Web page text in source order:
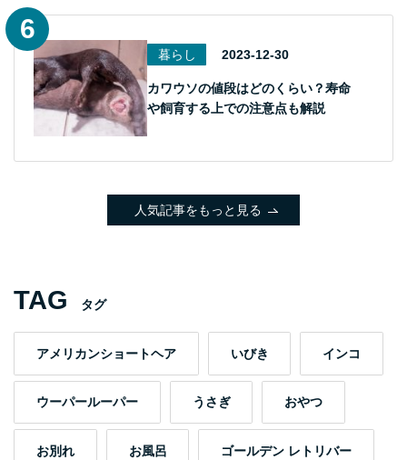
暮らし 2023-12-30
カワウソの値段はどのくらい？寿命
や飼育する上での注意点も解説
人気記事をもっと見る
TAG タグ
アメリカンショートヘア いびき インコ
ウーパールーパー うさぎ おやつ
お別れ お風呂 ゴールデン レトリバー